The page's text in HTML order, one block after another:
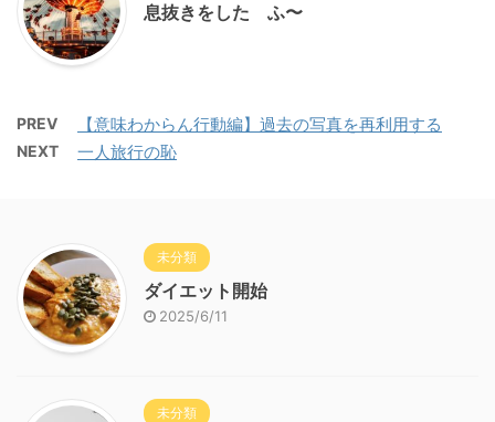
息抜きをした ふ〜
PREV 【意味わからん行動編】過去の写真を再利用する
NEXT 一人旅行の恥
未分類
ダイエット開始
2025/6/11
未分類